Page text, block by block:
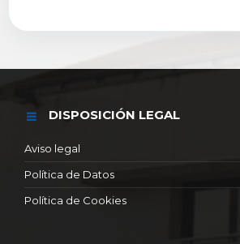
DISPOSICIÓN LEGAL
Aviso legal
Política de Datos
Política de Cookies